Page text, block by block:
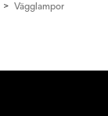
Vägglampor